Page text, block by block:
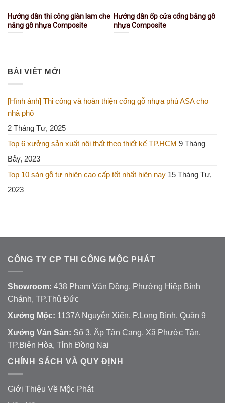
Hướng dẫn thi công giàn lam che
nắng gỗ nhựa Composite
Hướng dẫn ốp cửa cổng bằng gỗ
nhựa Composite
BÀI VIẾT MỚI
[Hình ảnh] Thi công và hoàn thiện cổng gỗ nhựa phủ ASA cho
nhà phố
2 Tháng Tư, 2025
Top 6 xưởng sản xuất nội thất theo thiết kế TP.HCM 9 Tháng
Bảy, 2023
Top 10 sàn gỗ tự nhiên cao cấp tốt nhất hiện nay 15 Tháng Tư,
2023
CÔNG TY CP THI CÔNG MỘC PHÁT
Showroom: 438 Phạm Văn Đồng, Phường Hiệp Bình
Chánh, TP.Thủ Đức
Xưởng Mộc: 1137A Nguyễn Xiển, P.Long Bình, Quận 9
Xưởng Ván Sàn: Số 3, Ấp Tân Cang, Xã Phước Tân,
TP.Biên Hòa, Tỉnh Đồng Nai
CHÍNH SÁCH VÀ QUY ĐỊNH
Giới Thiệu Về Mộc Phát